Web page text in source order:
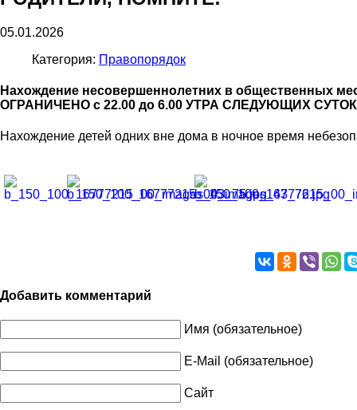
05.01.2026
Категория: Правопорядок
Нахождение несовершеннолетних в общественных
ОГРАНИЧЕНО с 22.00 до 6.00 УТРА СЛЕДУЮЩИХ
Нахождение детей одних вне дома в ночное время
Добавить комментарий
Имя (обязательное)
E-Mail (обязательное)
Сайт